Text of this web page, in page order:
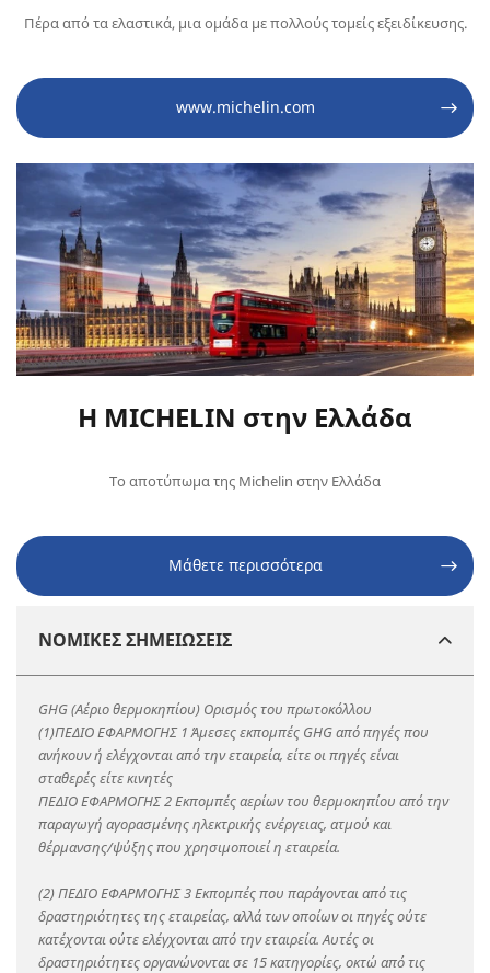
Πέρα από τα ελαστικά, μια ομάδα με πολλούς τομείς εξειδίκευσης.
www.michelin.com
Η MICHELIN στην Ελλάδα
Το αποτύπωμα της Michelin στην Ελλάδα
Μάθετε περισσότερα
ΝΟΜΙΚΕΣ ΣΗΜΕΙΩΣΕΙΣ
GHG (Αέριο θερμοκηπίου) Ορισμός του πρωτοκόλλου
(1)ΠΕΔΙΟ ΕΦΑΡΜΟΓΗΣ 1 Άμεσες εκπομπές GHG από πηγές που
ανήκουν ή ελέγχονται από την εταιρεία, είτε οι πηγές είναι
σταθερές είτε κινητές
ΠΕΔΙΟ ΕΦΑΡΜΟΓΗΣ 2 Εκπομπές αερίων του θερμοκηπίου από την
παραγωγή αγορασμένης ηλεκτρικής ενέργειας, ατμού και
θέρμανσης/ψύξης που χρησιμοποιεί η εταιρεία.
(2) ΠΕΔΙΟ ΕΦΑΡΜΟΓΗΣ 3 Εκπομπές που παράγονται από τις
δραστηριότητες της εταιρείας, αλλά των οποίων οι πηγές ούτε
κατέχονται ούτε ελέγχονται από την εταιρεία. Αυτές οι
δραστηριότητες οργανώνονται σε 15 κατηγορίες, οκτώ από τις